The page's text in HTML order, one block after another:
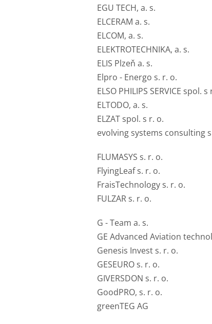
EGU TECH, a. s.
ELCERAM a. s.
ELCOM, a. s.
ELEKTROTECHNIKA, a. s.
ELIS Plzeň a. s.
Elpro - Energo s. r. o.
ELSO PHILIPS SERVICE spol. s
ELTODO, a. s.
ELZAT spol. s r. o.
evolving systems consulting
FLUMASYS s. r. o.
FlyingLeaf s. r. o.
FraisTechnology s. r. o.
FULZAR s. r. o.
G - Team a. s.
GE Advanced Aviation
Genesis Invest s. r. o.
GESEURO s. r. o.
GIVERSDON s. r. o.
GoodPRO, s. r. o.
greenTEG AG